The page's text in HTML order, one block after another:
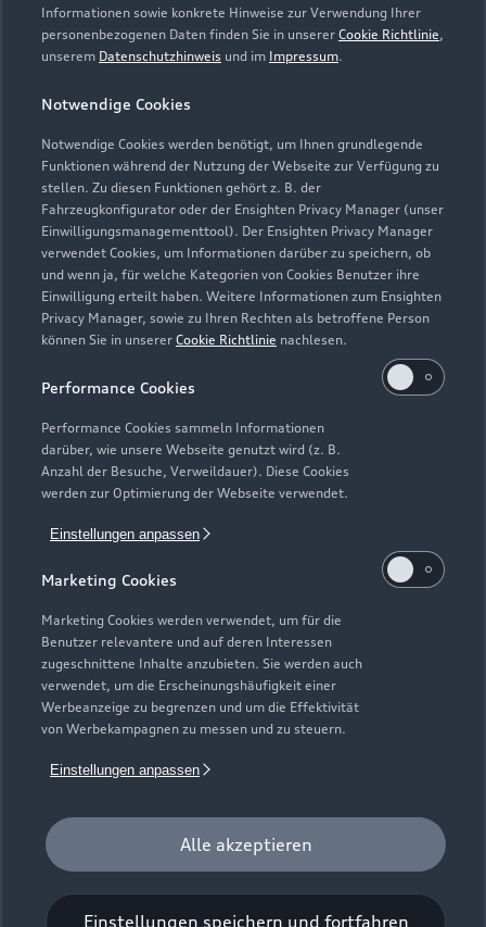
Informationen sowie konkrete Hinweise zur Verwendung Ihrer
personenbezogenen Daten finden Sie in unserer Cookie Richtlinie,
unserem Datenschutzhinweis und im Impressum.
Notwendige Cookies
Notwendige Cookies werden benötigt, um Ihnen grundlegende
Funktionen während der Nutzung der Webseite zur Verfügung zu
stellen. Zu diesen Funktionen gehört z. B. der
Fahrzeugkonfigurator oder der Ensighten Privacy Manager (unser
Einwilligungsmanagementtool). Der Ensighten Privacy Manager
verwendet Cookies, um Informationen darüber zu speichern, ob
und wenn ja, für welche Kategorien von Cookies Benutzer ihre
Einwilligung erteilt haben. Weitere Informationen zum Ensighten
Privacy Manager, sowie zu Ihren Rechten als betroffene Person
können Sie in unserer Cookie Richtlinie nachlesen.
Performance Cookies
Performance Cookies sammeln Informationen
darüber, wie unsere Webseite genutzt wird (z. B.
Anzahl der Besuche, Verweildauer). Diese Cookies
werden zur Optimierung der Webseite verwendet.
Einstellungen anpassen
Marketing Cookies
Marketing Cookies werden verwendet, um für die
Benutzer relevantere und auf deren Interessen
zugeschnittene Inhalte anzubieten. Sie werden auch
verwendet, um die Erscheinungshäufigkeit einer
Werbeanzeige zu begrenzen und um die Effektivität
von Werbekampagnen zu messen und zu steuern.
Einstellungen anpassen
Alle akzeptieren
Einstellungen speichern und fortfahren
Kontaktdaten herunterladen
Öffnungszeiten
Service
Geschlossen, öffnet amMontag 07:30
Teile- & Zubehörverkauf
Geschlossen,öffnet amMontag 07:45
Zur Inspektion